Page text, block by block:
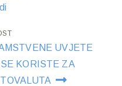
UVJETE
KORISTE ZA